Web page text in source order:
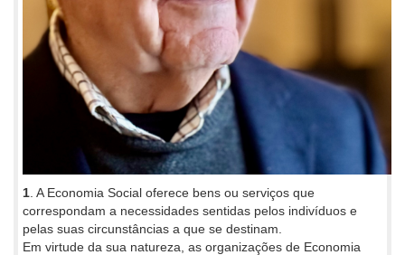
1 . A Economia Social oferece bens ou serviços que
correspondam a necessidades sentidas pelos indivíduos e
pelas suas circunstâncias a que se destinam.
Em virtude da sua natureza, as organizações de Economia